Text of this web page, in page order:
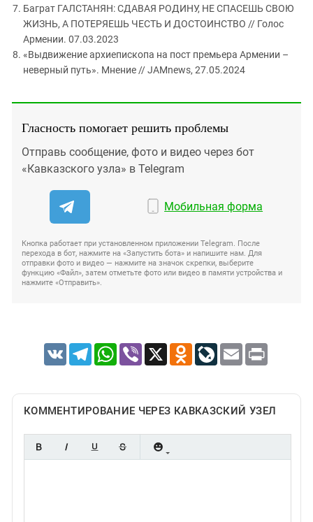
Баграт ГАЛСТАНЯН: СДАВАЯ РОДИНУ, НЕ СПАСЕШЬ СВОЮ
ЖИЗНЬ, А ПОТЕРЯЕШЬ ЧЕСТЬ И ДОСТОИНСТВО // Голос
Армении. 07.03.2023
«Выдвижение архиепископа на пост премьера Армении –
неверный путь». Мнение // JAMnews, 27.05.2024
Гласность помогает решить проблемы
Отправь сообщение, фото и видео через бот
«Кавказского узла» в Telegram
Мобильная форма
Кнопка работает при установленном приложении Telegram. После
перехода в бот, нажмите на «Запустить бота» и напишите нам. Для
отправки фото и видео — нажмите на значок скрепки, выберите
функцию «Файл», затем отметьте фото или видео в памяти устройства и
нажмите «Отправить».
VK TelegramWhatsApp
Viber X Odnoklassniki
LiveJournal
Email Print
КОММЕНТИРОВАНИЕ ЧЕРЕЗ КАВКАЗСКИЙ УЗЕЛ